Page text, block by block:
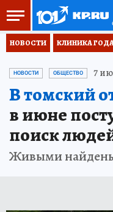
НОВОСТИ КЛИНИКА
НОВОСТИ ОБЩЕСТВО 7
В томский
в июне
поиск
Живыми найдены